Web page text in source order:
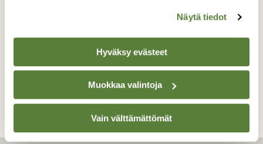
Näytä tiedot
Hyväksy evästeet
Muokkaa valintoja
Vain välttämättömät
TAKAISIN LISTAAN